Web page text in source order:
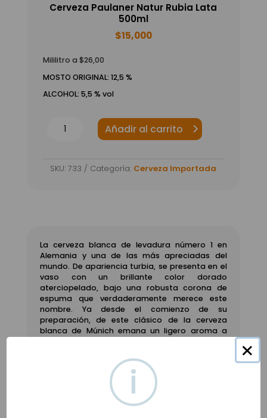
Cerveza Paulaner Natur Rubia Lata
500ml
$15,000
Mililitro a $26,00
MOSTO ORIGINAL: 12,5 %
ALCOHOL: 5,5 % vol
Cerveza
Añadir al carrito
SKU:733 Categoría: Cerveza Importada
La cerveza blanca de levadura número 1 en
Alemania y una de las más apreciadas del
mundo. De apariencia turbia, se presenta en el
vaso con un brillante color dorado
aterciopelado, bajo una robusta corona de
espuma que verdaderamente merece este
nombre. Ya desde el comienzo de su
preparación, de este clásico de la cerveza
blanca de Múnich emana un ligero aroma a
de dulzor y amargor. Los amantes de la cerveza
disfrutan del fino aroma de levadura y de su
fabulosa suavidad burbujeante. Es la típica
cerveza para tomar al aire libre, capaz de unir a
personas de todo el mundo.
×
i